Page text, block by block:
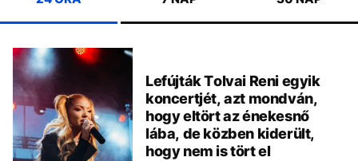
Lefújták Tolvai Reni egyik
koncertjét, azt mondván,
hogy eltört az énekesnő
lába, de közben kiderült,
hogy nem is tört el